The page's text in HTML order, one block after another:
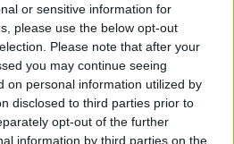
or sensitive information for
please use the below opt-out
Please note that after your
you may continue seeing
on personal information utilized by
disclosed to third parties prior to
opt-out of the further
information by third parties on the
Novella, dimezzando così i tempi di
di Firenze e liberando preziosi
regionali.
Eugenio Giani a margine di un
che rimarrà nella storia
fatto un percorso sotterraneo di 7
dichiarato Giani -